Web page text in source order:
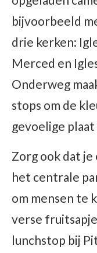
bijvoorbeeld
drie kerken:
Merced en
Onderweg
stops om de
gevoelige
Zorg ook dat
het centrale
om mensen te
verse
lunchstop bij